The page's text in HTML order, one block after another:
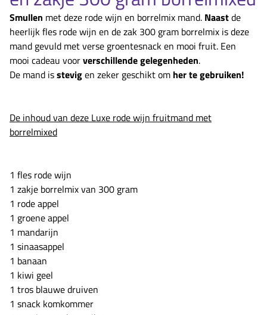
​Smullen met deze rode wijn en borrelmix mand. Naastde
heerlijk fles rode wijn en de zak 300 gram borrelmix is deze
mand gevuld met verse groentesnack en mooi fruit. Een
mooi cadeau voorverschillende gelegenheden.
De mand isstevigen zeker geschikt om her te gebruiken!
De inhoud van deze Luxe rode wijn fruitmand met
borrelmixed
1 fles rode wijn
1 zakje borrelmix van 300 gram
1 rode appel
1 groene appel
1 mandarijn
1 sinaasappel
1 banaan
1 kiwi geel
1 tros blauwe druiven
1 snack komkommer